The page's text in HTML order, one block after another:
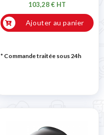
103,28 € HT
Ajouter au panier
* Commande traitée sous 24h